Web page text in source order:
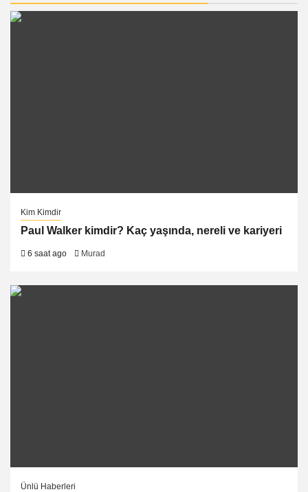
Kim Kimdir
Paul Walker kimdir? Kaç yaşında, nereli ve kariyeri
6 saat ago Murad
Ünlü Haberleri